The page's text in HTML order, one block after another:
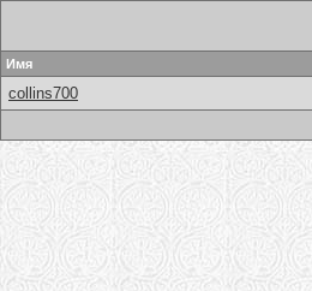
Имя
collins700